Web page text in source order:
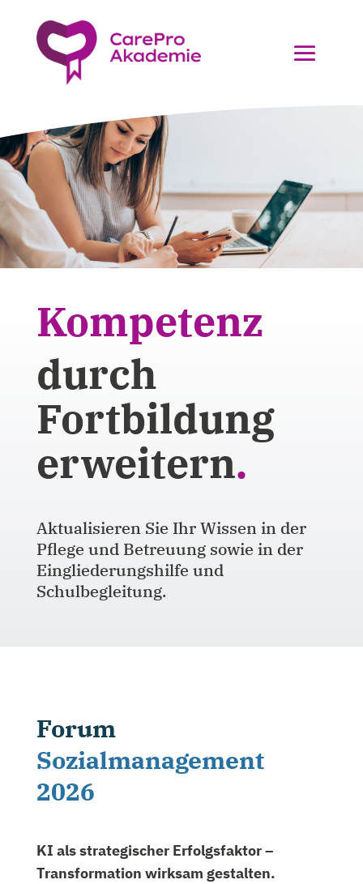
Kompetenz
durch
Fortbildung
erweitern.
Aktualisieren Sie Ihr Wissen in der
Pflege und Betreuung sowie in der
Ein­glie­de­rungshilfe und
Schulbegleitung.
Forum
Sozialmanagement
2026
KI als strategischer Erfolgsfaktor –
Transformation wirksam gestalten.